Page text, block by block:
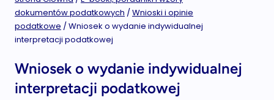
dokumentów podatkowych /Wnioski i opinie
podatkowe /Wniosek o wydanie indywidualnej
interpretacji podatkowej
Wniosek o wydanie indywidualnej
interpretacji podatkowej